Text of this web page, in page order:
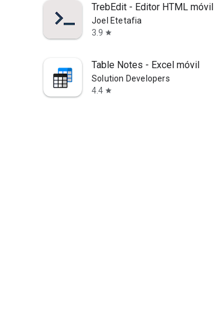
TrebEdit - Editor HTML móvil
Joel Etetafia
3.9 star
Table Notes - Excel móvil
Solution Developers
4.4 star